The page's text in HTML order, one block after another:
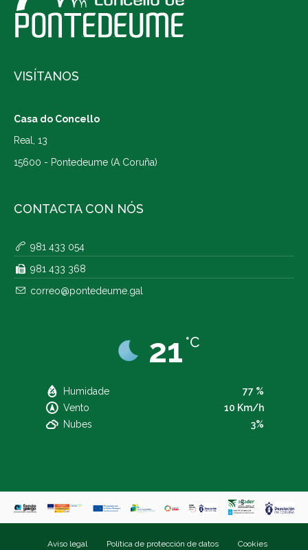
VISÍTANOS
Casa do Concello
Real, 13
15600 - Pontedeume (A Coruña)
CONTACTA CON NÓS
981 433 054
981 433 368
correo@pontedeume.gal
21 °C
Humidade
77 %
Vento
10 Km/h
Nubes
3%
Aviso legal Política de protección de datos Cookies